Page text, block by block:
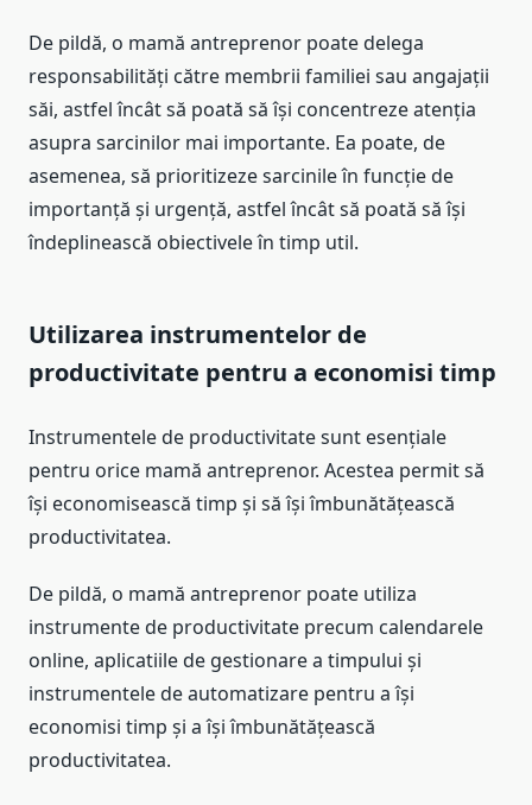
De pildă, o mamă antreprenor poate delega
responsabilități către membrii familiei sau angajații
săi, astfel încât să poată să își concentreze atenția
asupra sarcinilor mai importante. Ea poate, de
asemenea, să prioritizeze sarcinile în funcție de
importanță și urgență, astfel încât să poată să își
îndeplinească obiectivele în timp util.
Utilizarea instrumentelor de
productivitate pentru a economisi timp
Instrumentele de productivitate sunt esențiale
pentru orice mamă antreprenor. Acestea permit să
își economisească timp și să își îmbunătățească
productivitatea.
De pildă, o mamă antreprenor poate utiliza
instrumente de productivitate precum calendarele
online, aplicatiile de gestionare a timpului și
instrumentele de automatizare pentru a își
economisi timp și a își îmbunătățească
productivitatea.